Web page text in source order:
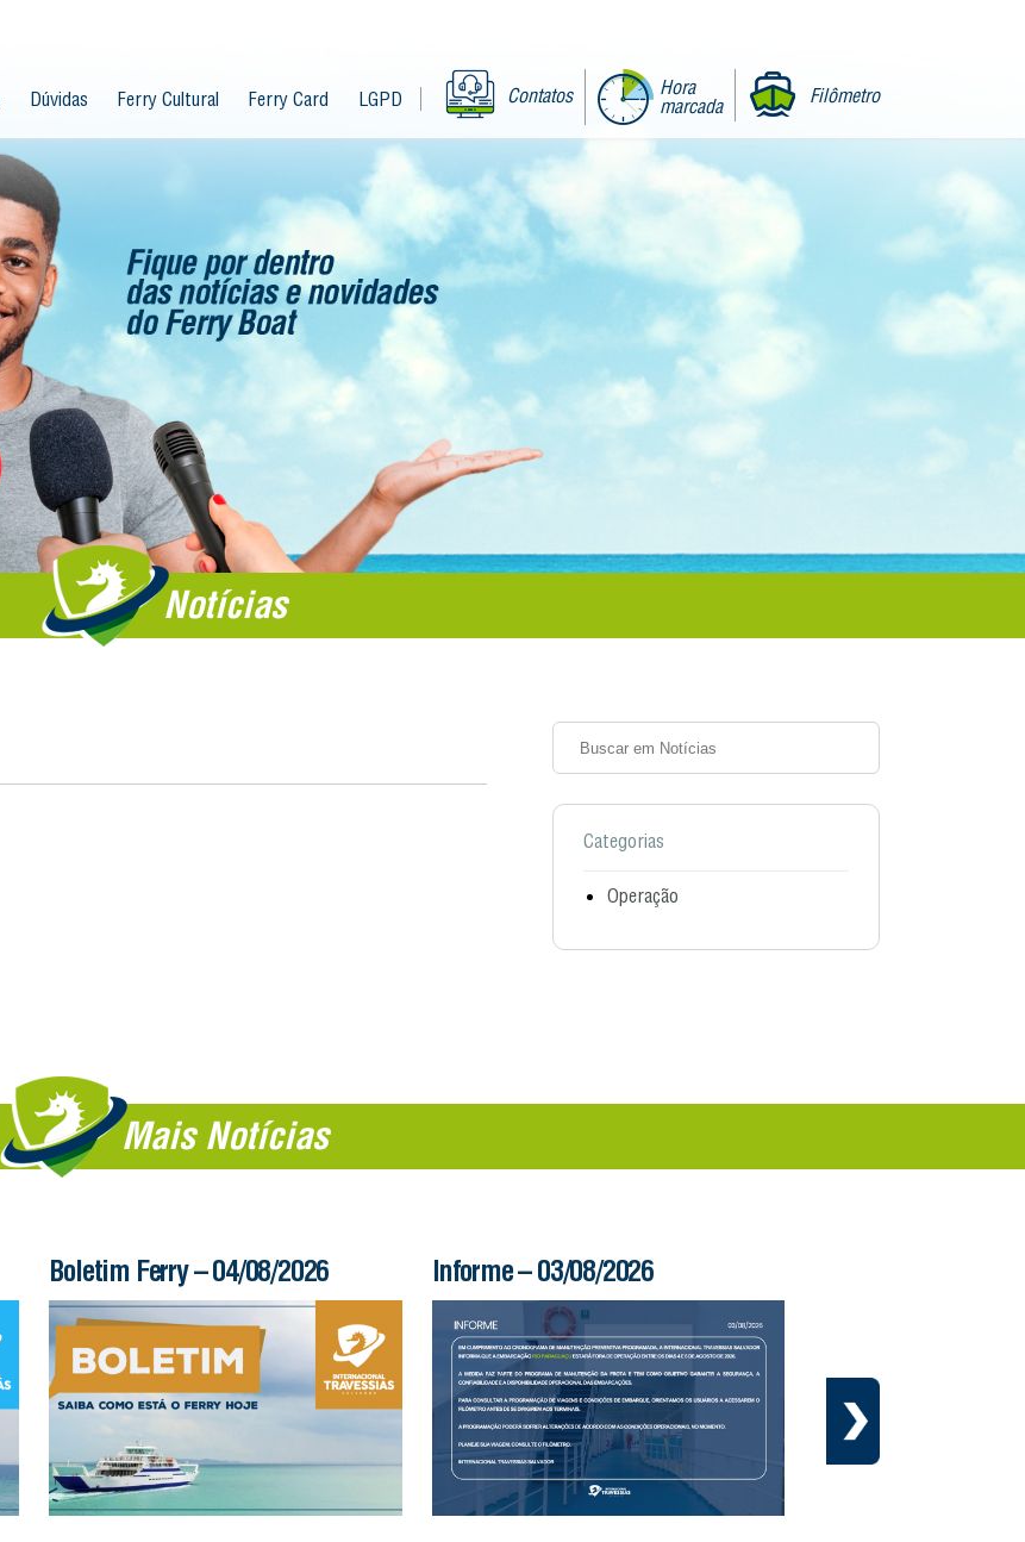
Contatos
Hora
marcada
Filômetro
Dúvidas Ferry Cultural Ferry Card LGPD
Notícias
Categorias
Operação
Mais Notícias
Boletim Ferry – 04/08/2026 Informe – 03/08/2026